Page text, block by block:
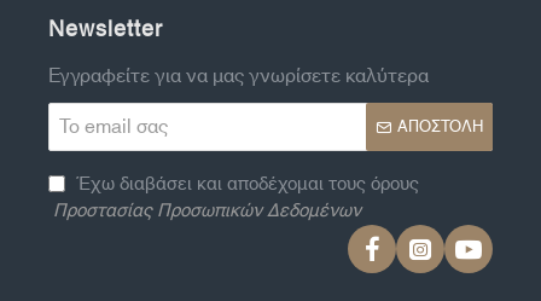
Newsletter
Εγγραφείτε για να μας γνωρίσετε καλύτερα
Το
email
σας
ΑΠΟΣΤΟΛΉ
Έχω διαβάσει και αποδέχομαι τους όρους
Προστασίας Προσωπικών Δεδομένων